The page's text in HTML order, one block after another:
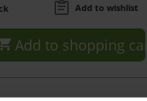
Add to wishlist
Add to shopping cart